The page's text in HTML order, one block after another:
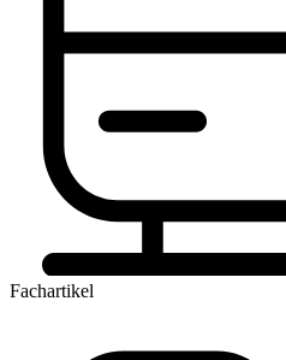
Fachartikel